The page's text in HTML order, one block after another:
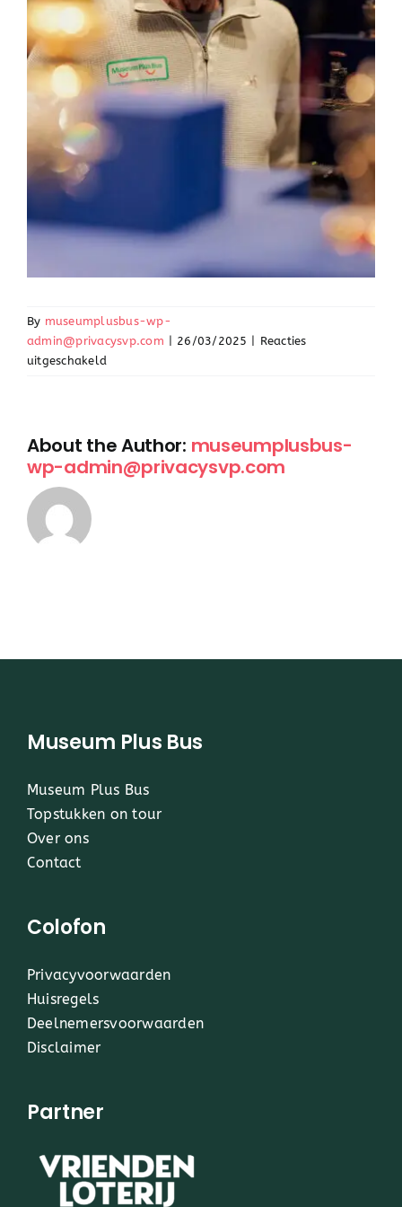
By museumplusbus-wp-
admin@privacysvp.com
26/03/2025
Reacties
uitgeschakeld
About the Author: museumplusbus-
wp-admin@privacysvp.com
Museum Plus Bus
Museum Plus Bus
Topstukken on tour
Over ons
Contact
Colofon
Privacyvoorwaarden
Huisregels
Deelnemersvoorwaarden
Disclaimer
Partner